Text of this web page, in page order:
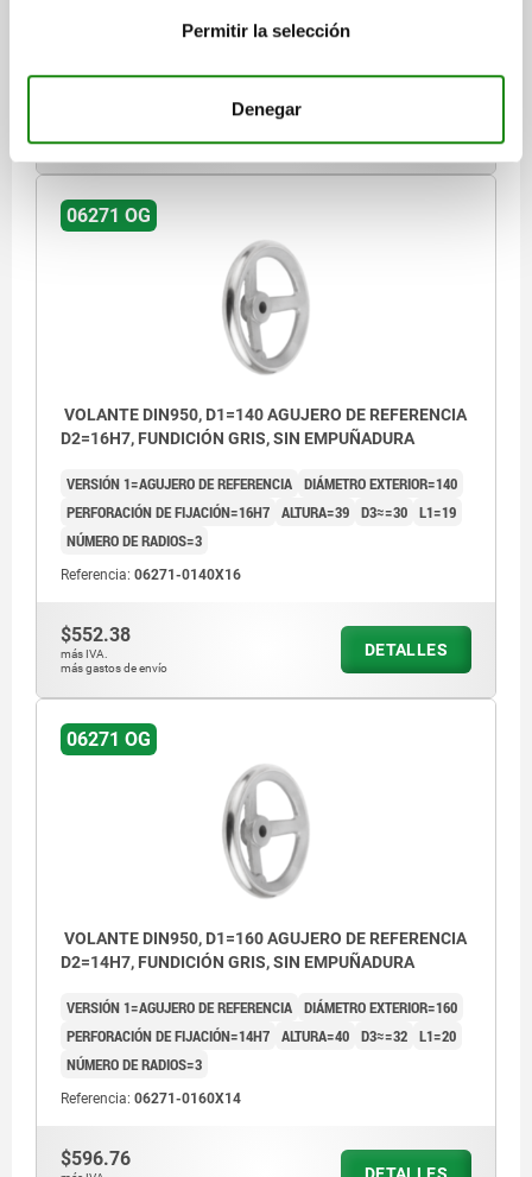
Permitir la selección
Denegar
más gastos de envío
06271 OG
VOLANTE DIN950, D1=140 AGUJERO DE REFERENCIA
D2=16H7, FUNDICIÓN GRIS, SIN EMPUÑADURA
VERSIÓN 1=AGUJERO DE REFERENCIA DIÁMETRO EXTERIOR=140
PERFORACIÓN DE FIJACIÓN=16H7 ALTURA=39 D3≈=30 L1=19
NÚMERO DE RADIOS=3
Referencia: 06271-0140X16
$552.38
más IVA.
más gastos de envío
DETALLES
06271 OG
VOLANTE DIN950, D1=160 AGUJERO DE REFERENCIA
D2=14H7, FUNDICIÓN GRIS, SIN EMPUÑADURA
VERSIÓN 1=AGUJERO DE REFERENCIA DIÁMETRO EXTERIOR=160
PERFORACIÓN DE FIJACIÓN=14H7 ALTURA=40 D3≈=32 L1=20
NÚMERO DE RADIOS=3
Referencia: 06271-0160X14
$596.76